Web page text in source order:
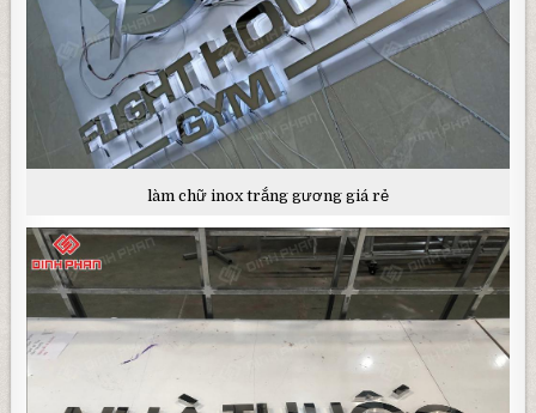
làm chữ inox trắng gương giá rẻ